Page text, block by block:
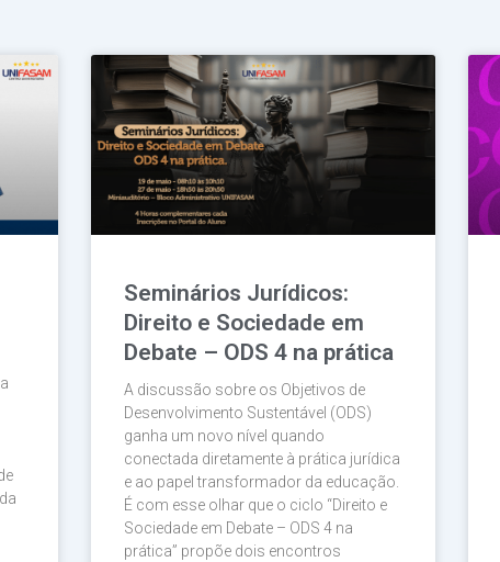
Seminários Jurídicos:
Direito e Sociedade em
Debate – ODS 4 na prática
A discussão sobre os Objetivos de
Desenvolvimento Sustentável (ODS)
ganha um novo nível quando
conectada diretamente à prática jurídica
e ao papel transformador da educação.
É com esse olhar que o ciclo “Direito e
Sociedade em Debate – ODS 4 na
prática” propõe dois encontros
PáginaPáginaPáginaPáginaPágina